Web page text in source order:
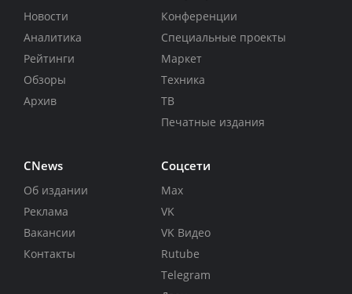
Новости
Аналитика
Рейтинги
Обзоры
Архив
Конференции
Специальные проекты
Маркет
Техника
ТВ
Печатные издания
CNews
Об издании
Реклама
Вакансии
Контакты
Соцсети
Max
VK
VK Видео
Rutube
Telegram